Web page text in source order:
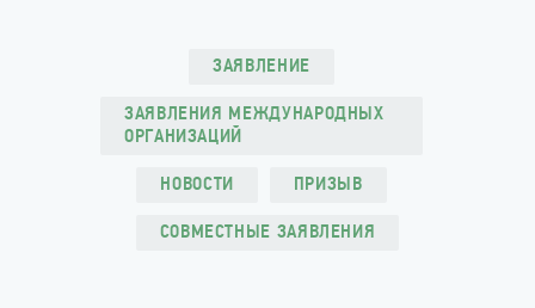
ЗАЯВЛЕНИЕ
ЗАЯВЛЕНИЯ МЕЖДУНАРОДНЫХ
ОРГАНИЗАЦИЙ
НОВОСТИ ПРИЗЫВ
СОВМЕСТНЫЕ ЗАЯВЛЕНИЯ